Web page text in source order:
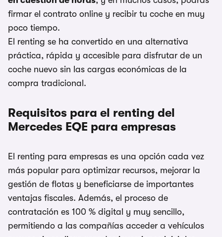
firmar el contrato online y recibir tu coche en muy
poco tiempo.
El renting se ha convertido en una alternativa
práctica, rápida y accesible para disfrutar de un
coche nuevo sin las cargas económicas de la
compra tradicional.
Requisitos para el renting del
Mercedes EQE para empresas
El renting para empresas es una opción cada vez
más popular para optimizar recursos, mejorar la
gestión de flotas y beneficiarse de importantes
ventajas fiscales. Además, el proceso de
contratación es 100 % digital y muy sencillo,
permitiendo a las compañías acceder a vehículos